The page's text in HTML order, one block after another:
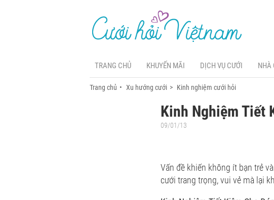
TRANG CHỦ KHUYẾN MÃI DỊCH VỤ CƯỚI NHÀ
Trang chủ Xu hướng cưới Kinh nghiệm cưới hỏi
Kinh Nghiệm Tiết
09/01/13
Vấn đề khiến không ít bạn trẻ
cưới trang trọng, vui vẻ mà lại